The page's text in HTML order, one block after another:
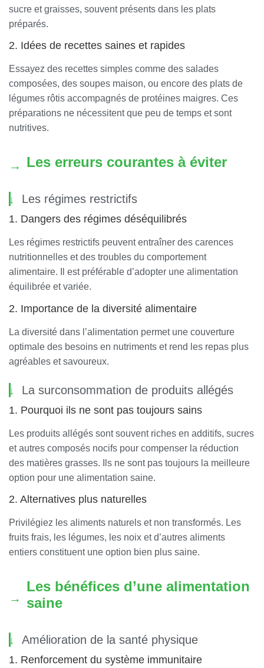
sucre et graisses, souvent présents dans les plats
préparés.
2. Idées de recettes saines et rapides
Essayez des recettes simples comme des salades
composées, des soupes maison, ou encore des plats de
légumes rôtis accompagnés de protéines maigres. Ces
préparations ne nécessitent que peu de temps et sont
nutritives.
Les erreurs courantes à éviter
Les régimes restrictifs
1. Dangers des régimes déséquilibrés
Les régimes restrictifs peuvent entraîner des carences
nutritionnelles et des troubles du comportement
alimentaire. Il est préférable d’adopter une alimentation
équilibrée et variée.
2. Importance de la diversité alimentaire
La diversité dans l’alimentation permet une couverture
optimale des besoins en nutriments et rend les repas plus
agréables et savoureux.
La surconsommation de produits allégés
1. Pourquoi ils ne sont pas toujours sains
Les produits allégés sont souvent riches en additifs, sucres
et autres composés nocifs pour compenser la réduction
des matières grasses. Ils ne sont pas toujours la meilleure
option pour une alimentation saine.
2. Alternatives plus naturelles
Privilégiez les aliments naturels et non transformés. Les
fruits frais, les légumes, les noix et d’autres aliments
entiers constituent une option bien plus saine.
Les bénéfices d’une alimentation
saine
Amélioration de la santé physique
1. Renforcement du système immunitaire